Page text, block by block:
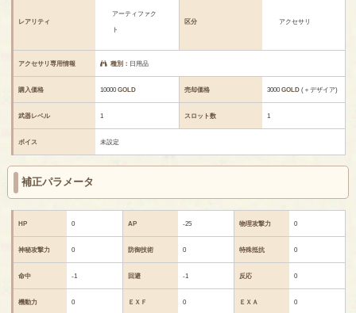
レアリティ
アーティファク
ト
区分 アクセサリ
アクセサリ専用情報 種別： 日用品
購入価格 10000GOLD 売却価格 3000GOLD (＋デザイア)
武器レベル 1 スロット数 1
ボイス 未設定
補正パラメータ
HP 0 AP -25 物理攻撃力 0
神秘攻撃力 0 防御技術 0 特殊抵抗 0
命中 -1 回避 -1 反応 0
機動力 0 ＥＸＦ 0 ＥＸＡ 0